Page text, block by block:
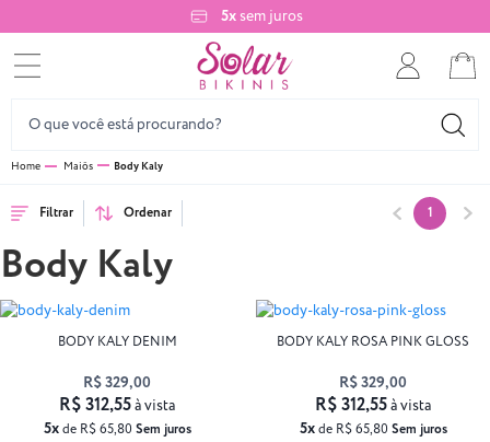
5xsem juros
Maiôs Body Kaly
Filtrar Ordenar 1
Body Kaly
BODY KALY DENIM
R$ 329,00
5xde R$ 65,80 Sem juros
R$ 312,55à vista
BODY KALY ROSA PINK GLOSS
R$ 329,00
5xde R$ 65,80 Sem juros
R$ 312,55à vista